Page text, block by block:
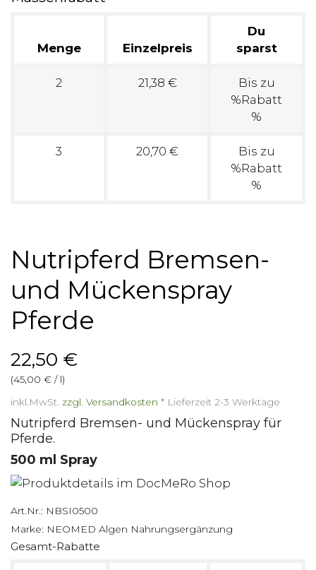
Menge Einzelpreis
Du
sparst
2 21,38 €
Bis zu
%Rabatt
%
3 20,70 €
Bis zu
%Rabatt
%
Nutripferd Bremsen-
und Mückenspray
Pferde
22,50 €
(45,00 € / l)
inkl.MwSt. zzgl. Versandkosten * Lieferzeit 2-3 Werktage
Nutripferd Bremsen- und Mückenspray für
Pferde.
500 ml Spray
Art.Nr.: NBSI0500
Marke: NEOMED Algen Nahrungsergänzung
Gesamt-Rabatte